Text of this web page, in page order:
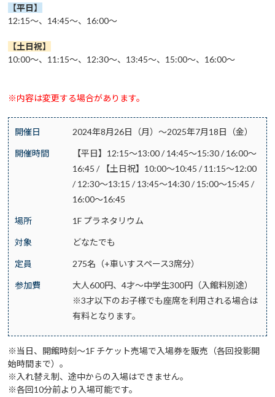
【平日】
12:15～、14:45～、16:00～
【土日祝】
10:00～、11:15～、12:30～、13:45～、15:00～、16:00～
※内容は変更する場合があります。
開催日 2024年8月26日（月）～2025年7月18日（金）
開催時間
【平日】12:15～13:00 / 14:45～15:30 / 16:00～
16:45 / 【土日祝】10:00～10:45 / 11:15～12:00
/ 12:30～13:15 / 13:45～14:30 / 15:00～15:45 /
16:00～16:45
場所 1F プラネタリウム
対象 どなたでも
定員 275名（+車いすスペース3席分）
参加費
大人600円、4才～中学生300円（入館料別途）
※3才以下のお子様でも座席を利用される場合は
有料となります。
※当日、開館時刻～1F チケット売場で入場券を販売（各回投影開
始時間まで）。
※入れ替え制、途中からの入場はできません。
※各回10分前より入場可能です。